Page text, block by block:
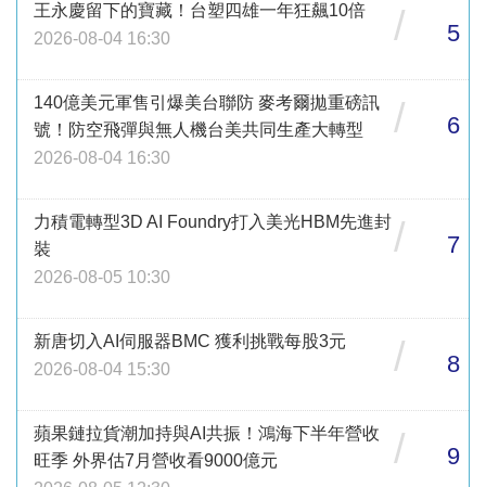
王永慶留下的寶藏！台塑四雄一年狂飆10倍
2026-08-04 16:30
/ 5
140億美元軍售引爆美台聯防 麥考爾拋重磅訊
號！防空飛彈與無人機台美共同生產大轉型
2026-08-04 16:30
/ 6
力積電轉型3D AI Foundry打入美光HBM先進封
裝
2026-08-05 10:30
/ 7
新唐切入AI伺服器BMC 獲利挑戰每股3元
2026-08-04 15:30
/ 8
蘋果鏈拉貨潮加持與AI共振！鴻海下半年營收
旺季 外界估7月營收看9000億元
/ 9